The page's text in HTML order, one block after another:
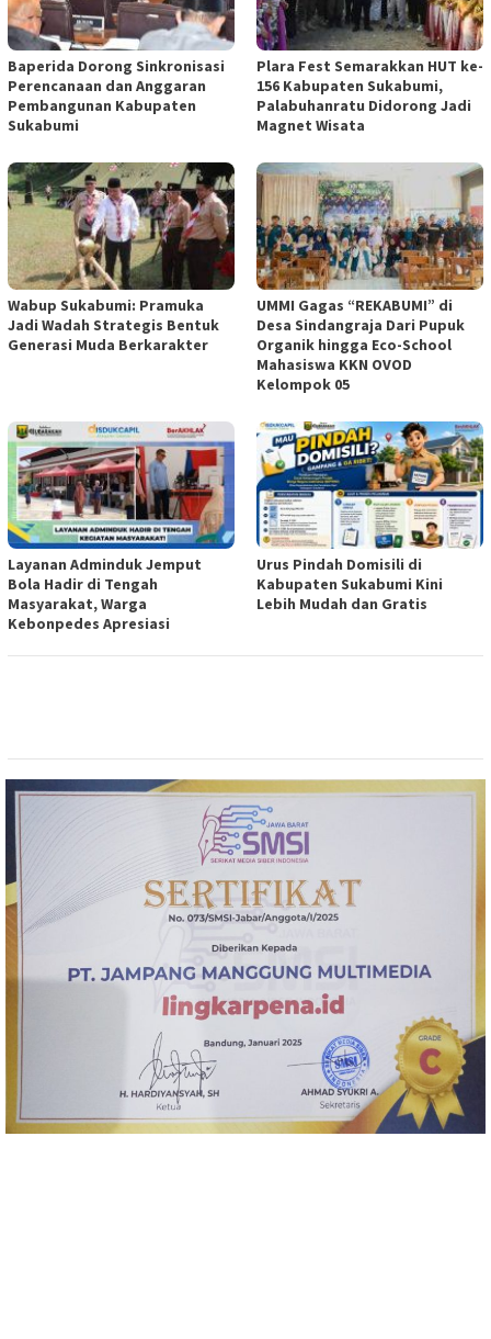
Baperida Dorong Sinkronisasi
Perencanaan dan Anggaran
Pembangunan Kabupaten
Sukabumi
Plara Fest Semarakkan HUT ke-
156 Kabupaten Sukabumi,
Palabuhanratu Didorong Jadi
Magnet Wisata
Wabup Sukabumi: Pramuka
Jadi Wadah Strategis Bentuk
Generasi Muda Berkarakter
UMMI Gagas “REKABUMI” di
Desa Sindangraja Dari Pupuk
Organik hingga Eco-School
Mahasiswa KKN OVOD
Kelompok 05
Layanan Adminduk Jemput
Bola Hadir di Tengah
Masyarakat, Warga
Kebonpedes Apresiasi
Urus Pindah Domisili di
Kabupaten Sukabumi Kini
Lebih Mudah dan Gratis